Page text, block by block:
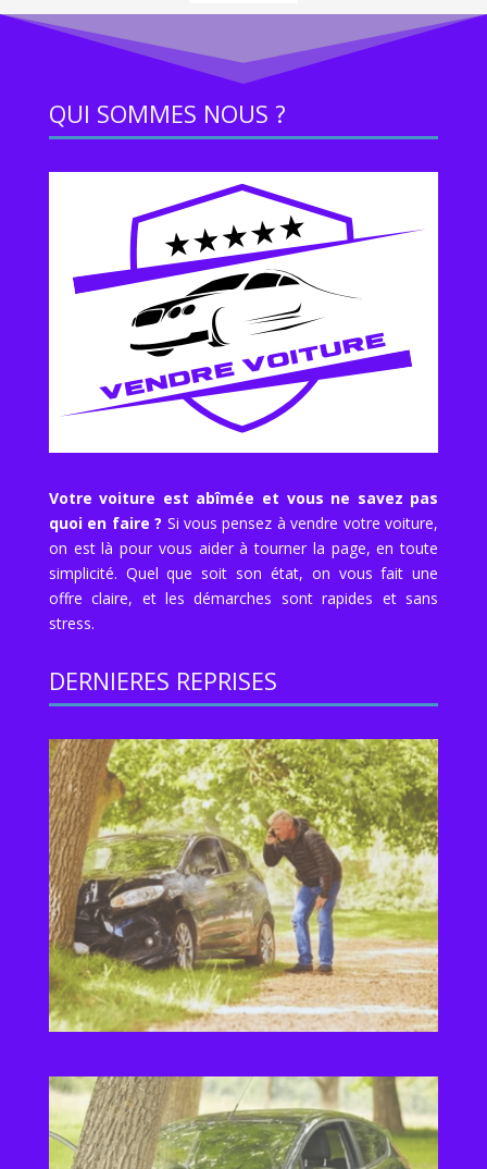
QUI SOMMES NOUS ?
Votre voiture est abîmée et vous ne savez pas
quoi en faire ? Si vous pensez à vendre votre voiture,
on est là pour vous aider à tourner la page, en toute
simplicité. Quel que soit son état, on vous fait une
offre claire, et les démarches sont rapides et sans
stress.
DERNIERES REPRISES